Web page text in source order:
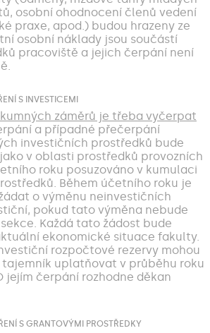
osobní ohodnocení členů vedení
praxe, apod.) budou hrazeny ze
osobní náklady jsou součástí
pracoviště a jejich čerpání není
S INVESTICEMI
záměrů je třeba vyčerpat
a případné přečerpání
investičních prostředků bude
v oblasti prostředků provozních
roku posuzováno v kumulaci
Během účetního roku je
o výměnu neinvestičních
pokud tato výměna nebude
Každá tato žádost bude
ekonomické situace fakulty.
rozpočtové rezervy mohou
tajemník uplatňovat v průběhu roku
jejím čerpání rozhodne děkan
S GRANTOVÝMI PROSTŘEDKY